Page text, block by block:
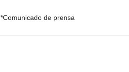
*Comunicado de prensa